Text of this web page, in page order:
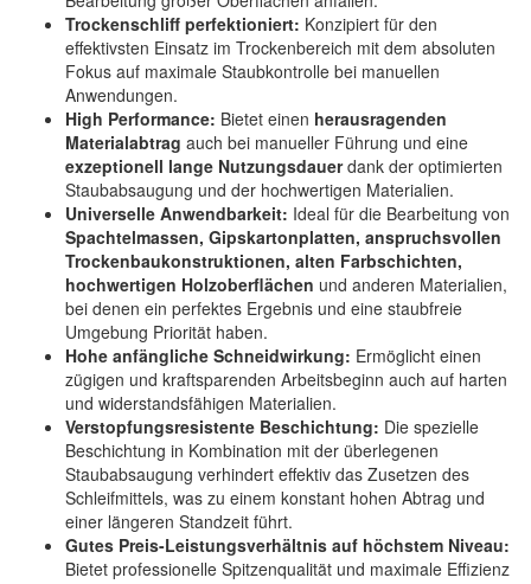
Trockenschliff perfektioniert: Konzipiert für den
effektivsten Einsatz im Trockenbereich mit dem absoluten
Fokus auf maximale Staubkontrolle bei manuellen
Anwendungen.
High Performance: Bietet einen herausragenden
Materialabtrag auch bei manueller Führung und eine
exzeptionell lange Nutzungsdauerdank der optimierten
Staubabsaugung und der hochwertigen Materialien.
Universelle Anwendbarkeit: Ideal für die Bearbeitung von
Spachtelmassen, Gipskartonplatten, anspruchsvollen
Trockenbaukonstruktionen, alten Farbschichten,
hochwertigen Holzoberflächen und anderen Materialien,
bei denen ein perfektes Ergebnis und eine staubfreie
Umgebung Priorität haben.
Hohe anfängliche Schneidwirkung: Ermöglicht einen
zügigen und kraftsparenden Arbeitsbeginn auch auf harten
und widerstandsfähigen Materialien.
Verstopfungsresistente Beschichtung: Die spezielle
Beschichtung in Kombination mit der überlegenen
Staubabsaugung verhindert effektiv das Zusetzen des
Schleifmittels, was zu einem konstant hohen Abtrag und
einer längeren Standzeit führt.
Gutes Preis-Leistungsverhältnis auf höchstem Niveau:
Bietet professionelle Spitzenqualität und maximale Effizienz